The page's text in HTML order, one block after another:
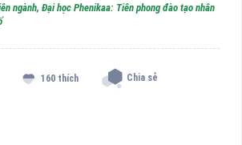
ngành, Đại học Phenikaa: Tiên phong đào tạo nhân
160 thích Chia sẻ